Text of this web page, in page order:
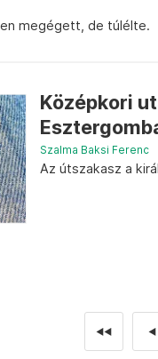
megégett, de túlélte.
Középkori
Szalma Baksi Ferenc
Az útszakasz a
◄◄ ◄